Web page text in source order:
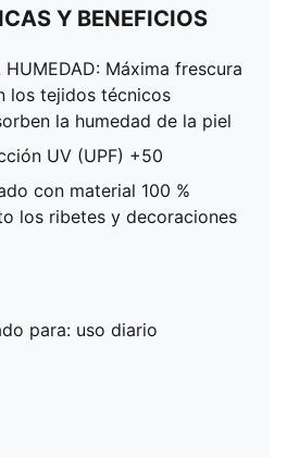
Y BENEFICIOS
HUMEDAD: Máxima frescura
los tejidos técnicos
la humedad de la piel
UV (UPF) +50
con material 100 %
los ribetes y decoraciones
para: uso diario